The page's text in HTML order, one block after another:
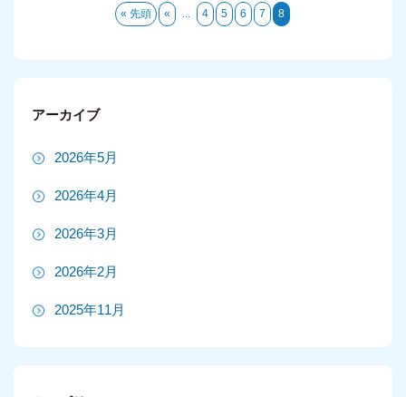
« 先頭 « ... 4 5 6 7 8
アーカイブ
2026年5月
2026年4月
2026年3月
2026年2月
2025年11月